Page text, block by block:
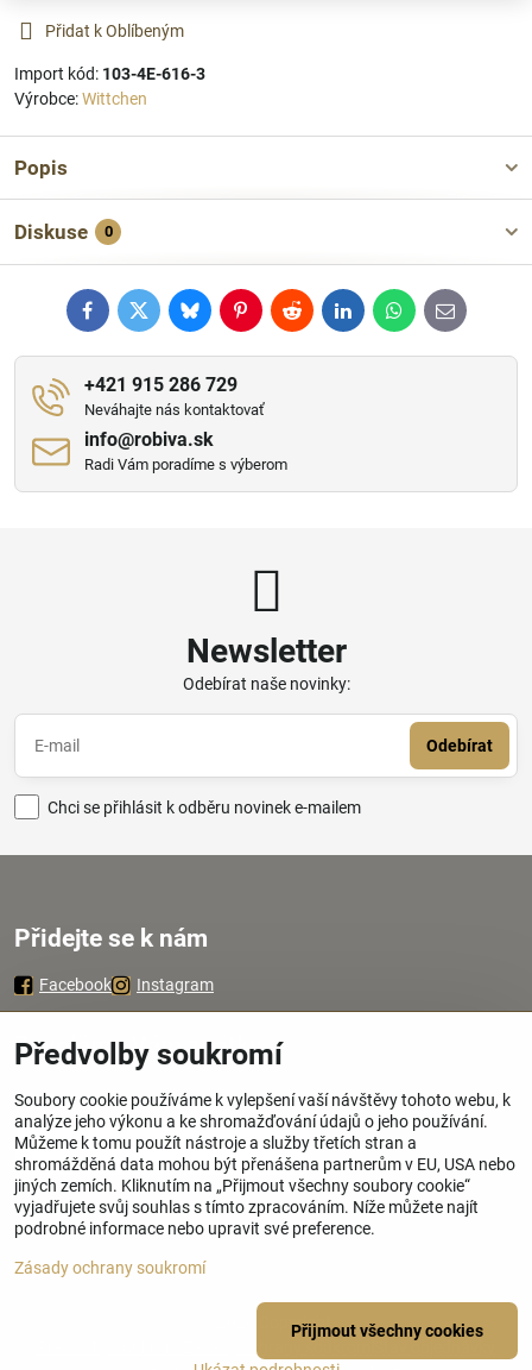
Přidat k Oblíbeným
Import kód: 103-4E-616-3
Výrobce:Wittchen
Popis
Diskuse 0
FacebookTwitterBlueskyPinterestRedditLinkedInWhatsApp
E-
mail
+421 915 286 729
Neváhajte nás kontaktovať
info​@robiva​.sk
Radi Vám poradíme s výberom
Newsletter
Odebírat naše novinky:
Odebírat
Chci se přihlásit k odběru novinek e-mailem
Přidejte se k nám
Facebook Instagram
Zavoláme Vám zpátky
Váš telefon*
Odeslat
Copyright
Předvolby soukromí
Soubory cookie používáme k vylepšení vaší návštěvy tohoto webu, k
analýze jeho výkonu a ke shromažďování údajů o jeho používání.
Můžeme k tomu použít nástroje a služby třetích stran a
shromážděná data mohou být přenášena partnerům v EU, USA nebo
jiných zemích. Kliknutím na „Přijmout všechny soubory cookie“
vyjadřujete svůj souhlas s tímto zpracováním. Níže můžete najít
podrobné informace nebo upravit své preference.
Zásady ochrany soukromí
Přijmout všechny cookies